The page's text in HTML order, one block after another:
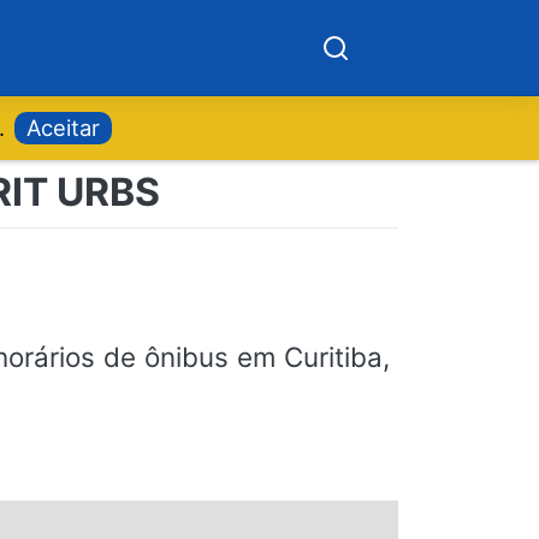
. Aceitar
URBS
de ônibus em Curitiba,